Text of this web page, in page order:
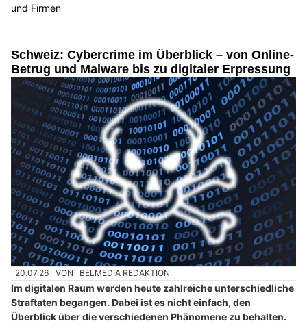
und Firmen
Schweiz: Cybercrime im Überblick – von Online-
Betrug und Malware bis zu digitaler Erpressung
20.07.26 VON BELMEDIA REDAKTION
Im digitalen Raum werden heute zahlreiche unterschiedliche
Straftaten begangen. Dabei ist es nicht einfach, den
Überblick über die verschiedenen Phänomene zu behalten.